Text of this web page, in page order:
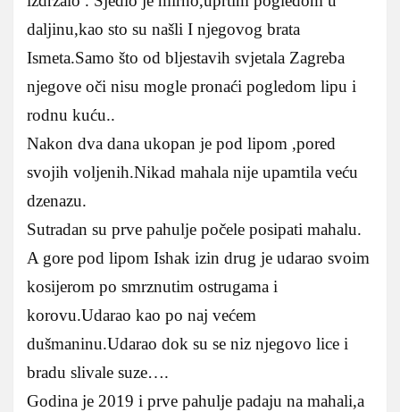
daljinu,kao sto su našli I njegovog brata
Ismeta.Samo što od bljestavih svjetala Zagreba
njegove oči nisu mogle pronaći pogledom lipu i
rodnu kuću..
Nakon dva dana ukopan je pod lipom ,pored
svojih voljenih.Nikad mahala nije upamtila veću
dzenazu.
Sutradan su prve pahulje počele posipati mahalu.
A gore pod lipom Ishak izin drug je udarao svoim
kosijerom po smrznutim ostrugama i
korovu.Udarao kao po naj većem
dušmaninu.Udarao dok su se niz njegovo lice i
bradu slivale suze….
Godina je 2019 i prve pahulje padaju na mahali,a